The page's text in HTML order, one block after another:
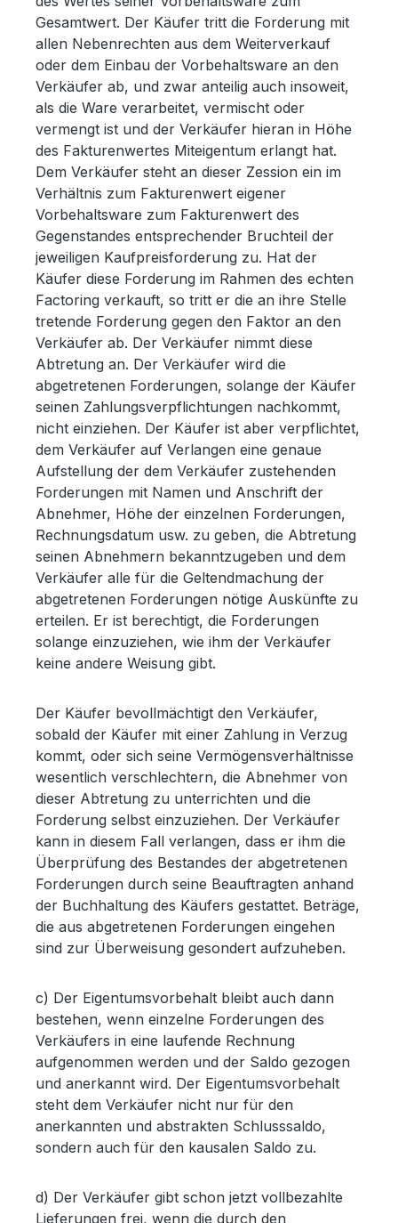
Gesamtwert. Der Käufer tritt die Forderung mit
allen Nebenrechten aus dem Weiterverkauf
oder dem Einbau der Vorbehaltsware an den
Verkäufer ab, und zwar anteilig auch insoweit,
als die Ware verarbeitet, vermischt oder
vermengt ist und der Verkäufer hieran in Höhe
des Fakturenwertes Miteigentum erlangt hat.
Dem Verkäufer steht an dieser Zession ein im
Verhältnis zum Fakturenwert eigener
Vorbehaltsware zum Fakturenwert des
Gegenstandes entsprechender Bruchteil der
jeweiligen Kaufpreisforderung zu. Hat der
Käufer diese Forderung im Rahmen des echten
Factoring verkauft, so tritt er die an ihre Stelle
tretende Forderung gegen den Faktor an den
Verkäufer ab. Der Verkäufer nimmt diese
Abtretung an. Der Verkäufer wird die
abgetretenen Forderungen, solange der Käufer
seinen Zahlungsverpflichtungen nachkommt,
nicht einziehen. Der Käufer ist aber verpflichtet,
dem Verkäufer auf Verlangen eine genaue
Aufstellung der dem Verkäufer zustehenden
Forderungen mit Namen und Anschrift der
Abnehmer, Höhe der einzelnen Forderungen,
Rechnungsdatum usw. zu geben, die Abtretung
seinen Abnehmern bekanntzugeben und dem
Verkäufer alle für die Geltendmachung der
abgetretenen Forderungen nötige Auskünfte zu
erteilen. Er ist berechtigt, die Forderungen
solange einzuziehen, wie ihm der Verkäufer
keine andere Weisung gibt.
Der Käufer bevollmächtigt den Verkäufer,
sobald der Käufer mit einer Zahlung in Verzug
kommt, oder sich seine Vermögensverhältnisse
wesentlich verschlechtern, die Abnehmer von
dieser Abtretung zu unterrichten und die
Forderung selbst einzuziehen. Der Verkäufer
kann in diesem Fall verlangen, dass er ihm die
Überprüfung des Bestandes der abgetretenen
Forderungen durch seine Beauftragten anhand
der Buchhaltung des Käufers gestattet. Beträge,
die aus abgetretenen Forderungen eingehen
sind zur Überweisung gesondert aufzuheben.
c) Der Eigentumsvorbehalt bleibt auch dann
bestehen, wenn einzelne Forderungen des
Verkäufers in eine laufende Rechnung
aufgenommen werden und der Saldo gezogen
und anerkannt wird. Der Eigentumsvorbehalt
steht dem Verkäufer nicht nur für den
anerkannten und abstrakten Schlusssaldo,
sondern auch für den kausalen Saldo zu.
d) Der Verkäufer gibt schon jetzt vollbezahlte
Lieferungen frei, wenn die durch den